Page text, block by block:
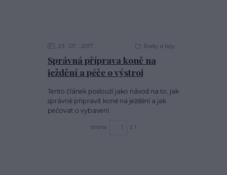
Správná příprava koně na
ježdění a péče o výstroj
23 07 2017 Rady a tipy
Tento článek poslouží jako návod na to, jak
správně připravit koně na ježdění a jak
pečovat o vybavení.
strana z 1